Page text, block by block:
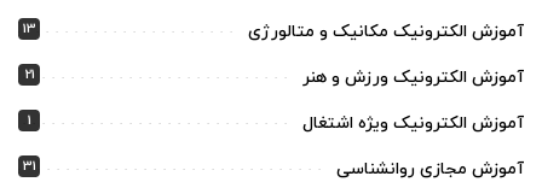
آموزش الکترونیک مکانیک و متالورژی 13
آموزش الکترونیک ورزش و هنر 21
آموزش الکترونیک ویژه اشتغال 1
آموزش مجازی روانشناسی 31